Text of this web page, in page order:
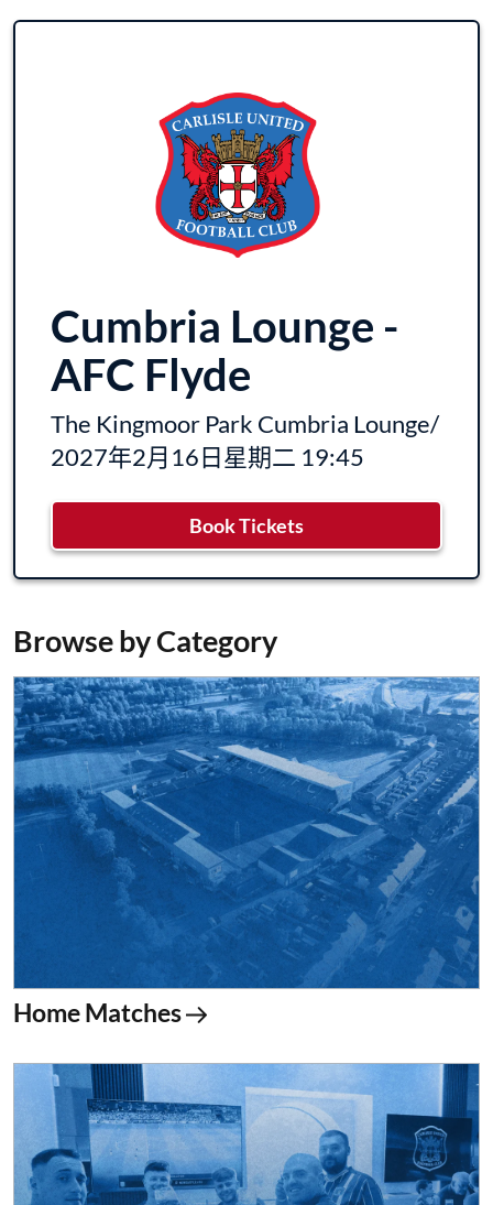
Cumbria Lounge -
AFC Flyde
The Kingmoor Park Cumbria Lounge/
2027年2月16日星期二 19:45
Book Tickets
Browse by Category
Home Matches